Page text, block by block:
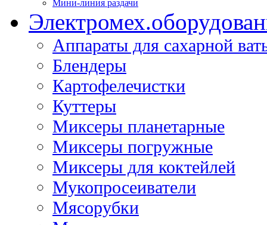
Мини-линия раздачи
Электромех.
Аппараты для сахарной
Блендеры
Картофелечистки
Куттеры
Миксеры планетарные
Миксеры погружные
Миксеры для коктейлей
Мукопросеиватели
Мясорубки